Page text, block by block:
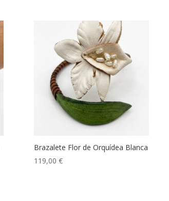
Brazalete Flor de Orquídea Blanca
119,00 €